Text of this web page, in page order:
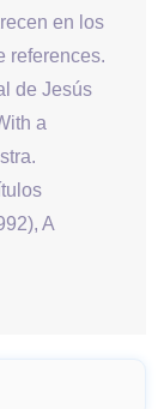
en los
references.
de Jesús
a
A